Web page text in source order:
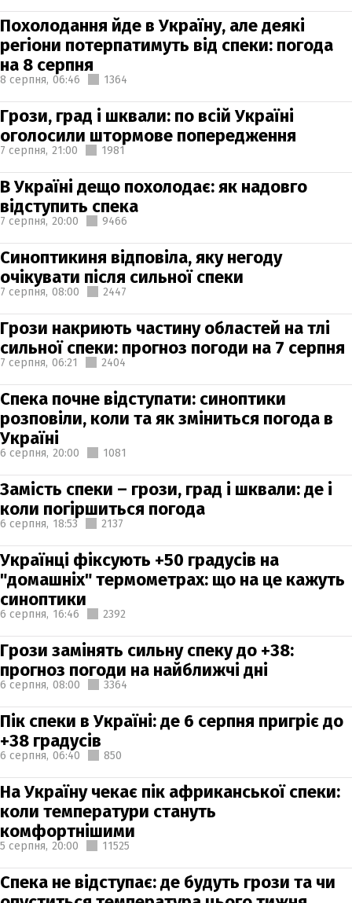
Похолодання йде в Україну, але деякі
регіони потерпатимуть від спеки: погода
на 8 серпня
8 серпня, 06:46 1364
Грози, град і шквали: по всій Україні
оголосили штормове попередження
7 серпня, 21:00 1981
В Україні дещо похолодає: як надовго
відступить спека
7 серпня, 20:00 9466
Синоптикиня відповіла, яку негоду
очікувати після сильної спеки
7 серпня, 08:00 2447
Грози накриють частину областей на тлі
сильної спеки: прогноз погоди на 7 серпня
7 серпня, 06:21 2404
Спека почне відступати: синоптики
розповіли, коли та як зміниться погода в
Україні
6 серпня, 20:00 1081
Замість спеки – грози, град і шквали: де і
коли погіршиться погода
6 серпня, 18:53 2137
Українці фіксують +50 градусів на
"домашніх" термометрах: що на це кажуть
синоптики
6 серпня, 16:46 2392
Грози замінять сильну спеку до +38:
прогноз погоди на найближчі дні
6 серпня, 08:00 3364
Пік спеки в Україні: де 6 серпня пригріє до
+38 градусів
6 серпня, 06:40 850
На Україну чекає пік африканської спеки:
коли температури стануть
комфортнішими
5 серпня, 20:00 11525
Спека не відступає: де будуть грози та чи